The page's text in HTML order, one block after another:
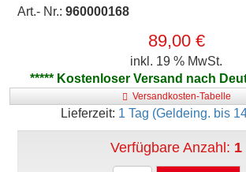
Art.- Nr.: 960000168
89,00 €
inkl. 19 % MwSt.
***** Kostenloser Versand nach
Versandkosten-Tabelle
Lieferzeit: 1 Tag (Geldeing. bis
Verfügbare Anzahl: 1